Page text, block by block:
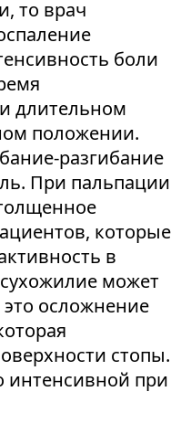
то врач
боли
длительном
положении.
разгибание
При пальпации
которые
в
может
это осложнение
стопы.
интенсивной при